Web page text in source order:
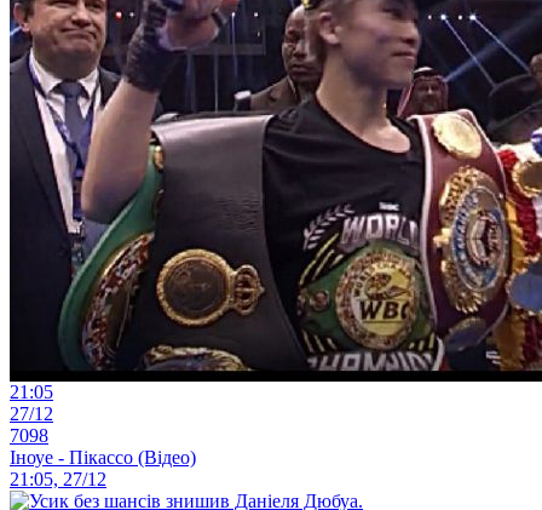
21:05
27/12
7098
Іноуе - Пікассо (Відео)
21:05, 27/12